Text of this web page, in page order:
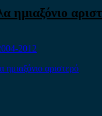
ημιαξόνιο
2012